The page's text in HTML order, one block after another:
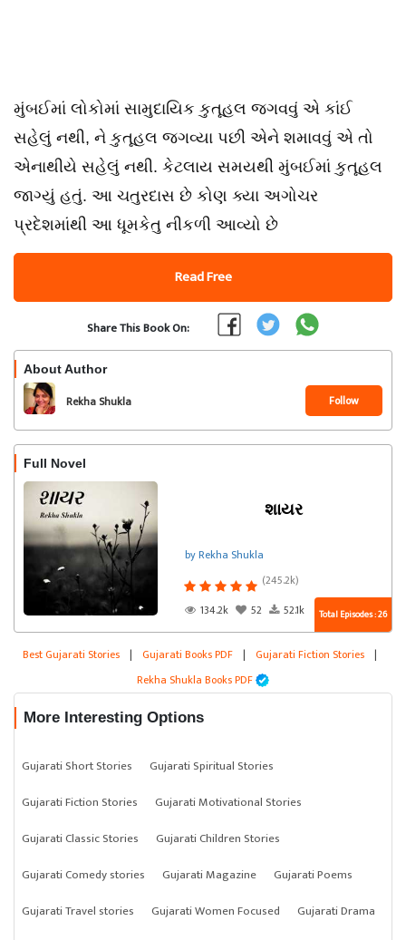
મુંબઈમાં લોકોમાં સામુદાયિક કુતૂહલ જગવવું એ કાંઈ
સહેલું નથી, ને કુતૂહલ જગવ્યા પછી એને શમાવવું એ તો
એનાથીયે સહેલું નથી. કેટલાય સમયથી મુંબઈમાં કુતૂહલ
જાગ્યું હતું. આ ચતુરદાસ છે કોણ ક્યા અગોચર
પ્રદેશમાંથી આ ધૂમકેતુ નીકળી આવ્યો છે
Read Free
Share This Book On:
About Author
Rekha Shukla Follow
Full Novel
શાયર
by Rekha Shukla
(245.2k)
134.2k
52 52.1k Total Episodes : 26
Best Gujarati Stories | Gujarati Books PDF | Gujarati Fiction Stories |
Rekha Shukla Books PDF
More Interesting Options
Gujarati Short Stories
Gujarati Spiritual Stories
Gujarati Fiction Stories
Gujarati Motivational Stories
Gujarati Classic Stories
Gujarati Children Stories
Gujarati Comedy stories
Gujarati Magazine
Gujarati Poems
Gujarati Travel stories
Gujarati Women Focused
Gujarati Drama